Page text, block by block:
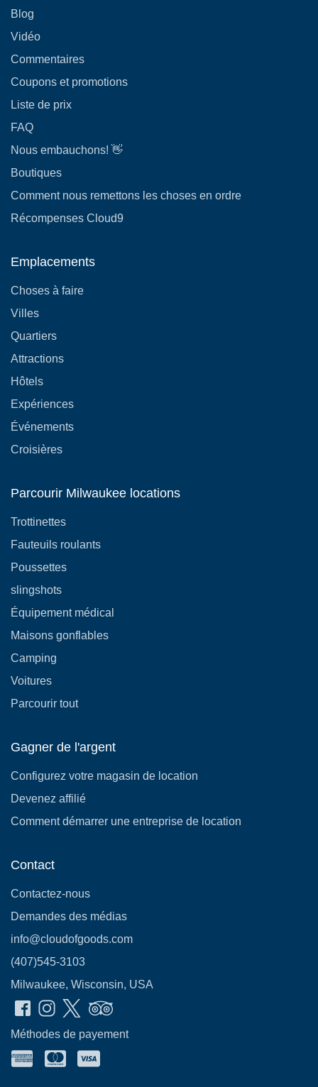
Blog
Vidéo
Commentaires
Coupons et promotions
Liste de prix
FAQ
Nous embauchons! 👋
Boutiques
Comment nous remettons les choses en ordre
Récompenses Cloud9
Emplacements
Choses à faire
Villes
Quartiers
Attractions
Hôtels
Expériences
Événements
Croisières
Parcourir Milwaukee locations
Trottinettes
Fauteuils roulants
Poussettes
slingshots
Équipement médical
Maisons gonflables
Camping
Voitures
Parcourir tout
Gagner de l'argent
Configurez votre magasin de location
Devenez affilié
Comment démarrer une entreprise de location
Contact
Contactez-nous
Demandes des médias
info@cloudofgoods.com
(407)545-3103
Milwaukee, Wisconsin, USA
Méthodes de payement